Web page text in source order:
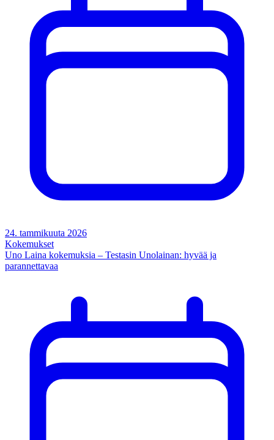
24. tammikuuta 2026
Kokemukset
Uno Laina kokemuksia – Testasin Unolainan: hyvää ja
parannettavaa